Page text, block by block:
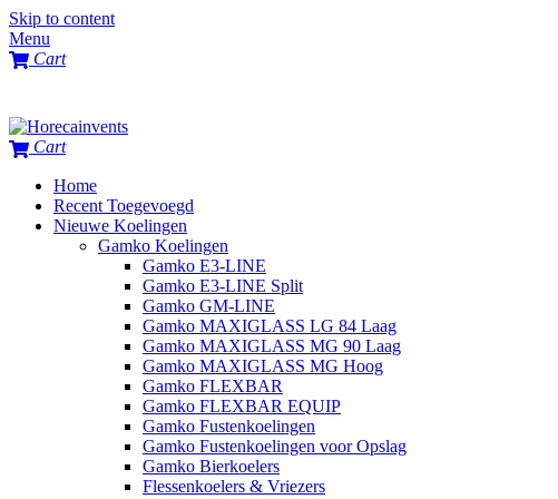
Skip to content
Menu
Cart
Cart
Home
Recent Toegevoegd
Nieuwe Koelingen
Gamko Koelingen
Gamko E3-LINE
Gamko E3-LINE Split
Gamko GM-LINE
Gamko MAXIGLASS LG 84 Laag
Gamko MAXIGLASS MG 90 Laag
Gamko MAXIGLASS MG Hoog
Gamko FLEXBAR
Gamko FLEXBAR EQUIP
Gamko Fustenkoelingen
Gamko Fustenkoelingen voor Opslag
Gamko Bierkoelers
Flessenkoelers & Vriezers